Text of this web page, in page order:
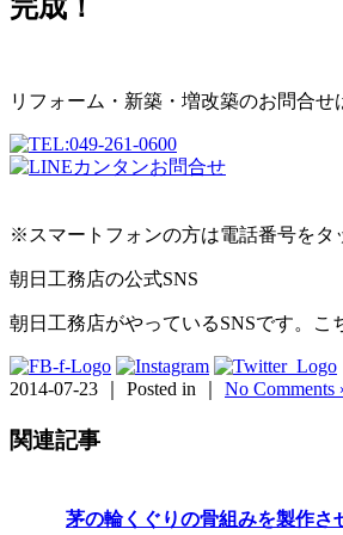
完成！
リフォーム・新築・増改築のお問合せ
※スマートフォンの方は電話番号をタ
朝日工務店の公式SNS
朝日工務店がやっているSNSです。こ
2014-07-23 ｜ Posted in ｜ No Comments
関連記事
茅の輪くぐりの骨組みを製作さ